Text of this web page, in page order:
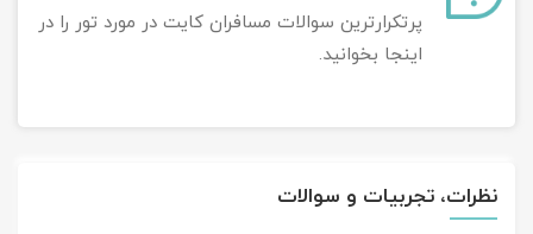
پرتکرارترین سوالات مسافران کایت در مورد تور را در
اینجا بخوانید.
نظرات، تجربیات و سوالات